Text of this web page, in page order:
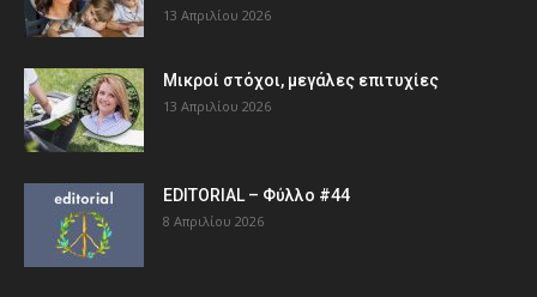
13 Απριλίου 2026
Μικροί στόχοι, μεγάλες επιτυχίες
13 Απριλίου 2026
EDITORIAL – Φύλλο #44
8 Απριλίου 2026